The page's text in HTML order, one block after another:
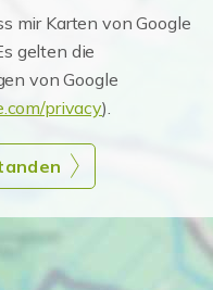
mir Karten von Google
gelten die
von Google
privacy).